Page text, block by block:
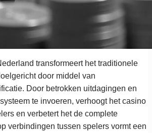
transformeert het traditionele
door middel van
Door betrokken uitdagingen en
te invoeren, verhoogt het casino
en verbetert het de complete
verbindingen tussen spelers vormt een